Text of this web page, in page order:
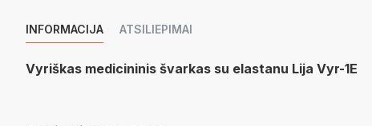
INFORMACIJA ATSILIEPIMAI
Vyriškas medicininis švarkas su elastanu Lija Vyr-1E